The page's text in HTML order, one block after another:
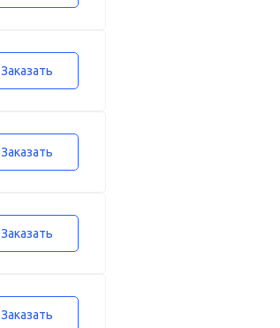
Заказать
Заказать
Заказать
Заказать